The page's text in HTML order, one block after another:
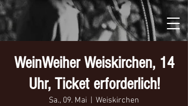
WeinWeiher Weiskirchen, 14
Uhr, Ticket erforderlich!
Sa., 09. Mai Weiskirchen